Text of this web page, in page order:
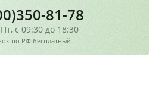
81-78
с 09:30 до 18:30
по РФ бесплатный